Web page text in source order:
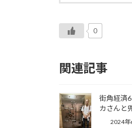
0
関連記事
街角経済
カさんと
2024年